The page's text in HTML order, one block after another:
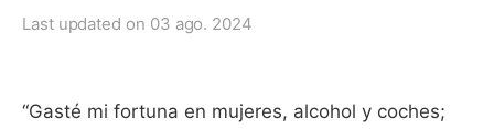
Last updated on 03 ago. 2024
“Gasté mi fortuna en mujeres, alcohol y coches;